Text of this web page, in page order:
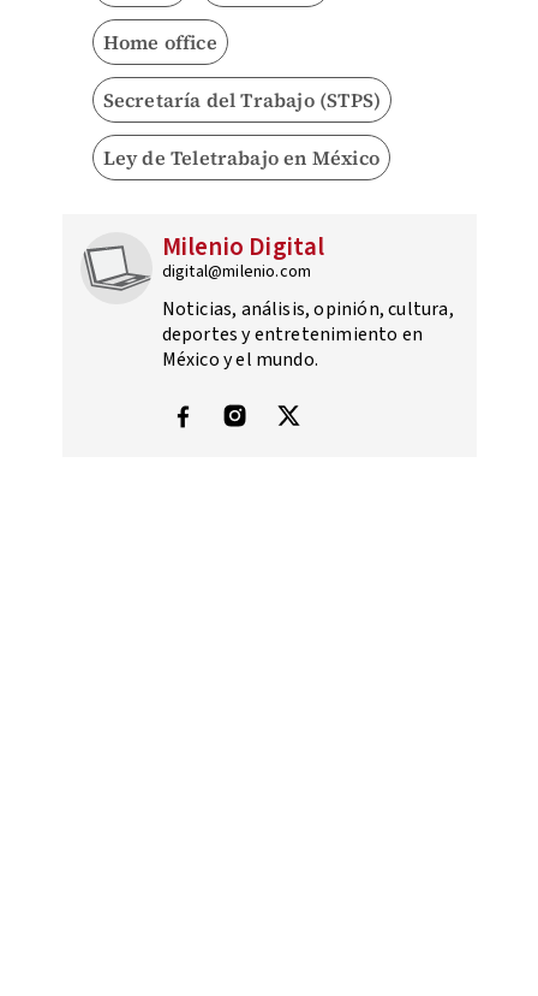
Home office
Secretaría del Trabajo (STPS)
Ley de Teletrabajo en México
Milenio Digital
digital@milenio.com
Noticias, análisis, opinión, cultura,
deportes y entretenimiento en
México y el mundo.